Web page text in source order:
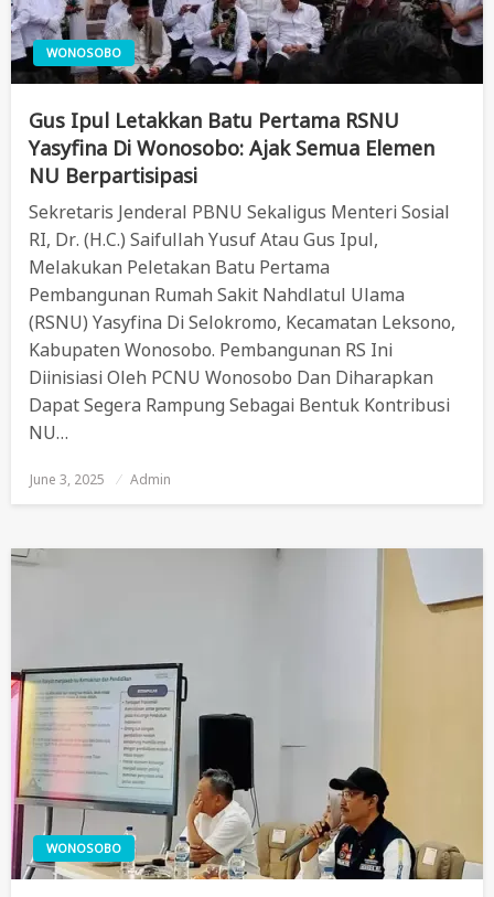
WONOSOBO
Gus Ipul Letakkan Batu Pertama RSNU
Yasyfina Di Wonosobo: Ajak Semua Elemen
NU Berpartisipasi
Sekretaris Jenderal PBNU Sekaligus Menteri Sosial
RI, Dr. (H.C.) Saifullah Yusuf Atau Gus Ipul,
Melakukan Peletakan Batu Pertama
Pembangunan Rumah Sakit Nahdlatul Ulama
(RSNU) Yasyfina Di Selokromo, Kecamatan Leksono,
Kabupaten Wonosobo. Pembangunan RS Ini
Diinisiasi Oleh PCNU Wonosobo Dan Diharapkan
Dapat Segera Rampung Sebagai Bentuk Kontribusi
NU…
Posted
June 3, 2025 Admin
WONOSOBO